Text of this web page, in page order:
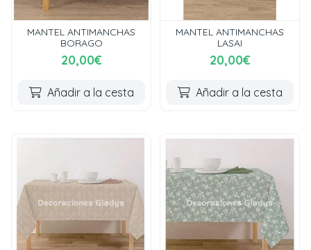
MANTEL ANTIMANCHAS
BORAGO
20,00€
Añadir a la cesta
MANTEL ANTIMANCHAS
LASAI
20,00€
Añadir a la cesta